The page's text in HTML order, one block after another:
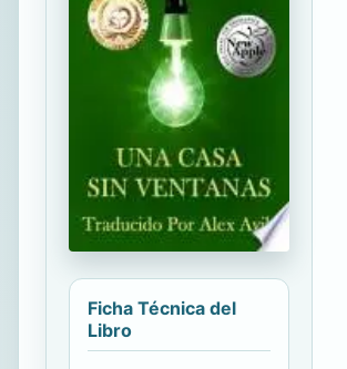
Ficha Técnica del
Libro